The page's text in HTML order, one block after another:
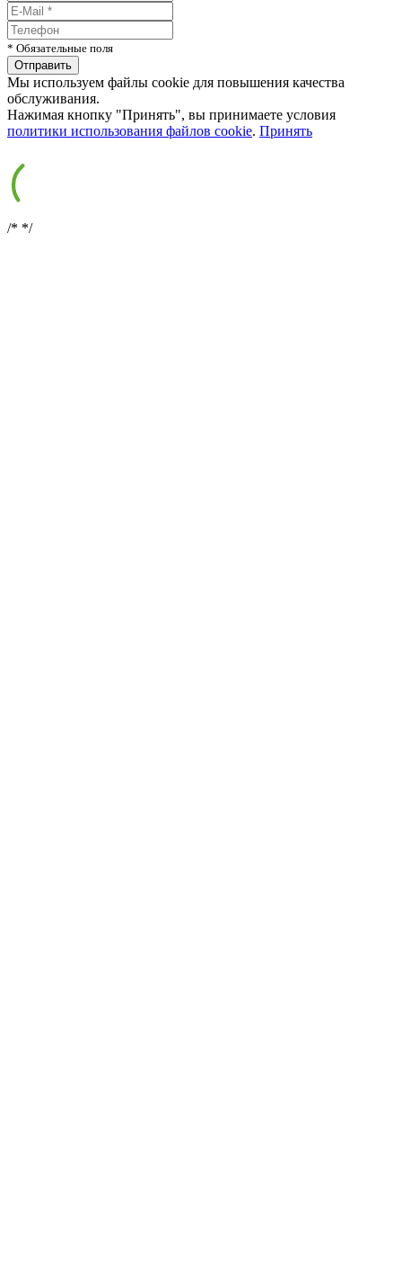
* Обязательные поля
Мы используем файлы cookie для повышения качества
обслуживания.
Нажимая кнопку "Принять", вы принимаете условия
политики использования файлов cookie. Принять
/* */